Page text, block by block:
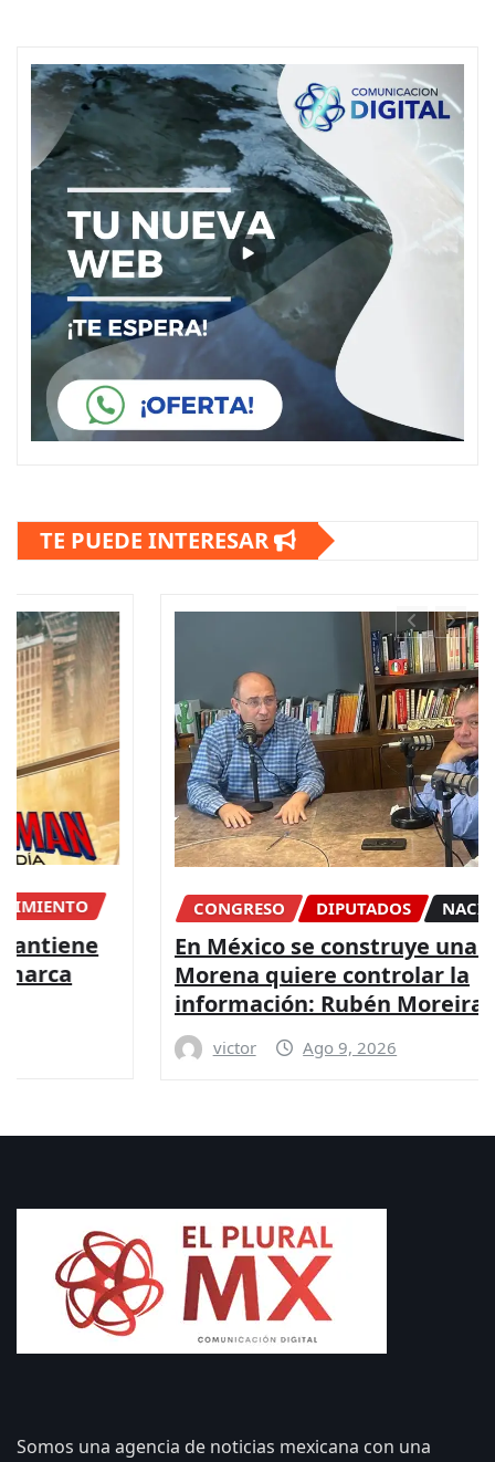
TE PUEDE INTERESAR
CONGRESO DIPUTADOS NACIONAL
En México se construye una dictadura,
Morena quiere controlar la
información: Rubén Moreira
Ago 9, 2026
Somos una agencia de noticias mexicana con una